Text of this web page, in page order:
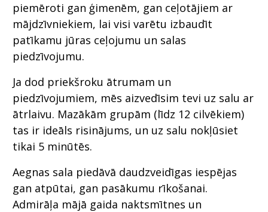
piemēroti gan ģimenēm, gan ceļotājiem ar
mājdzīvniekiem, lai visi varētu izbaudīt
patīkamu jūras ceļojumu un salas
piedzīvojumu.
Ja dod priekšroku ātrumam un
piedzīvojumiem, mēs aizvedīsim tevi uz salu ar
ātrlaivu. Mazākām grupām (līdz 12 cilvēkiem)
tas ir ideāls risinājums, un uz salu nokļūsiet
tikai 5 minūtēs.
Aegnas sala piedāvā daudzveidīgas iespējas
gan atpūtai, gan pasākumu rīkošanai.
Admirāļa mājā gaida naktsmītnes un